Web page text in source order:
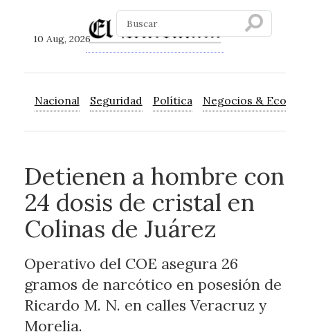
10 Aug, 2026
Nacional Seguridad Política Negocios &
Detienen a hombre con
24 dosis de cristal en
Colinas de Juárez
Operativo del COE asegura 26
gramos de narcótico en posesión de
Ricardo M. N. en calles Veracruz y
Morelia.